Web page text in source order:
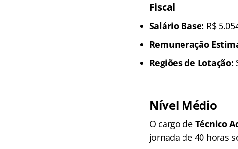
Fiscal
Salário Base: R$
Remuneração
Regiões de Lotação:
Nível Médio
O cargo de Técnico
jornada de 40 horas